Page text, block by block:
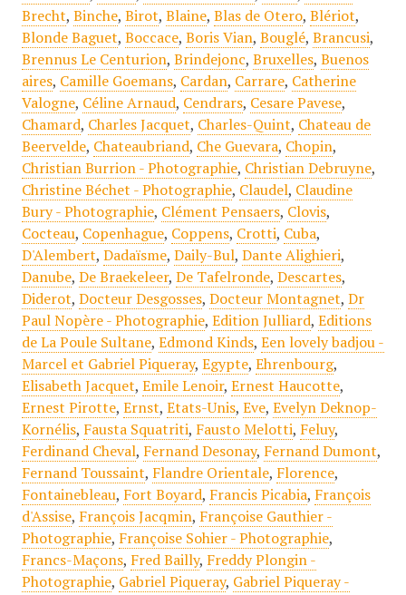
Brecht, Binche, Birot, Blaine, Blas de Otero, Blériot,
Blonde Baguet, Boccace, Boris Vian, Bouglé, Brancusi,
Brennus Le Centurion, Brindejonc, Bruxelles, Buenos
aires, Camille Goemans, Cardan, Carrare, Catherine
Valogne, Céline Arnaud, Cendrars, Cesare Pavese,
Chamard, Charles Jacquet, Charles-Quint, Chateau de
Beervelde, Chateaubriand, Che Guevara, Chopin,
Christian Burrion - Photographie, Christian Debruyne,
Christine Béchet - Photographie, Claudel, Claudine
Bury - Photographie, Clément Pensaers, Clovis,
Cocteau, Copenhague, Coppens, Crotti, Cuba,
D'Alembert, Dadaïsme, Daily-Bul, Dante Alighieri,
Danube, De Braekeleer, De Tafelronde, Descartes,
Diderot, Docteur Desgosses, Docteur Montagnet, Dr
Paul Nopère - Photographie, Edition Julliard, Editions
de La Poule Sultane, Edmond Kinds, Een lovely badjou -
Marcel et Gabriel Piqueray, Egypte, Ehrenbourg,
Elisabeth Jacquet, Emile Lenoir, Ernest Haucotte,
Ernest Pirotte, Ernst, Etats-Unis, Eve, Evelyn Deknop-
Kornélis, Fausta Squatriti, Fausto Melotti, Feluy,
Ferdinand Cheval, Fernand Desonay, Fernand Dumont,
Fernand Toussaint, Flandre Orientale, Florence,
Fontainebleau, Fort Boyard, Francis Picabia, François
d'Assise, François Jacqmin, Françoise Gauthier -
Photographie, Françoise Sohier - Photographie,
Francs-Maçons, Fred Bailly, Freddy Plongin -
Photographie, Gabriel Piqueray, Gabriel Piqueray -